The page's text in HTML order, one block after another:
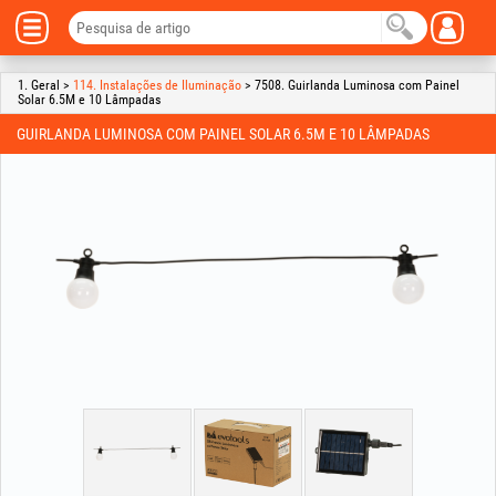
1. Geral > 114. Instalações de Iluminação > 7508. Guirlanda Luminosa com Painel
Solar 6.5M e 10 Lâmpadas
GUIRLANDA LUMINOSA COM PAINEL SOLAR 6.5M E 10 LÂMPADAS